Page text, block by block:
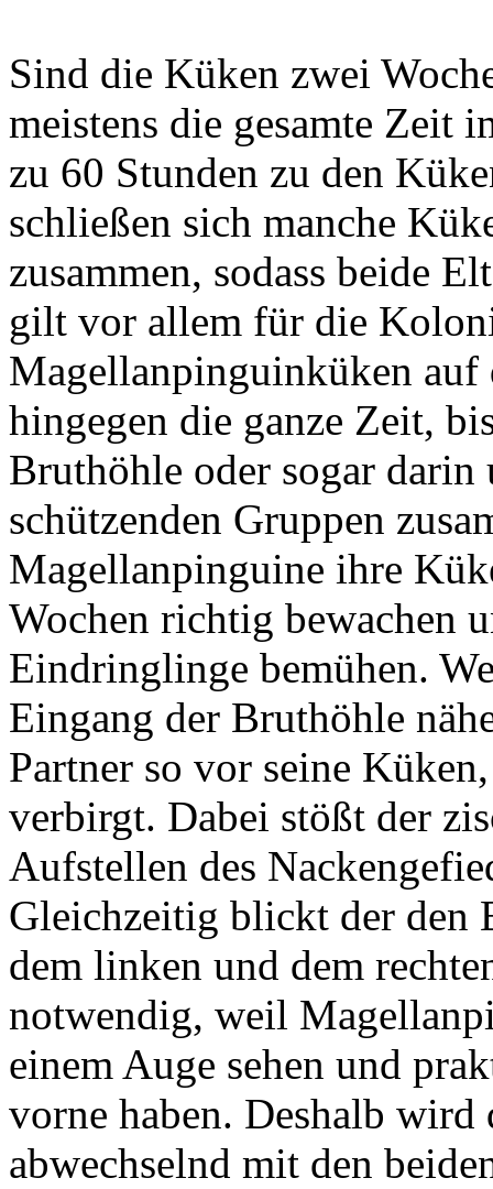
Sind die Küken zwei
meistens die gesamte Zeit
zu 60 Stunden zu den
schließen sich manche
zusammen, sodass beide
gilt vor allem für die
Magellanpinguinküken
hingegen die ganze Zeit,
Bruthöhle oder sogar
schützenden Gruppen
Magellanpinguine ihre
Wochen richtig bewachen
Eindringlinge bemühen.
Eingang der Bruthöhle
Partner so vor seine
verbirgt. Dabei stößt der
Aufstellen des
Gleichzeitig blickt der den
dem linken und dem
notwendig, weil
einem Auge sehen und
vorne haben. Deshalb
abwechselnd mit den